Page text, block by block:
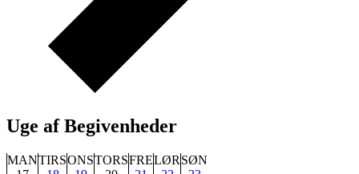
Uge af Begivenheder
MANTIRSONSTORSFRELØR SØN